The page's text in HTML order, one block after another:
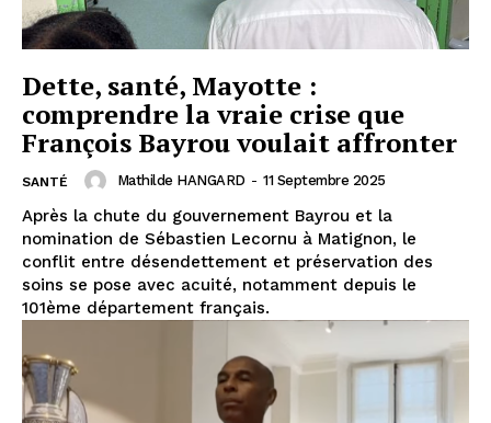
Dette, santé, Mayotte :
comprendre la vraie crise que
François Bayrou voulait affronter
SANTÉ Mathilde HANGARD - 11 Septembre 2025
Après la chute du gouvernement Bayrou et la
nomination de Sébastien Lecornu à Matignon, le
conflit entre désendettement et préservation des
soins se pose avec acuité, notamment depuis le
101ème département français.